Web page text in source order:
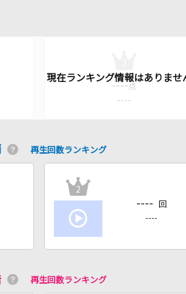
---- 点
----
再生回数ランキング
2
---- 回
----
再生回数ランキング